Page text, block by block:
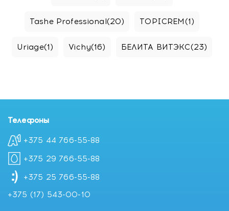
Tashe Professional(20) TOPICREM(1)
Uriage(1) Vichy(16) БЕЛИТА ВИТЭКС(23)
Телефоны
+375 44 766-55-88
+375 29 766-55-88
+375 25 766-55-88
+375 (17) 543-00-10